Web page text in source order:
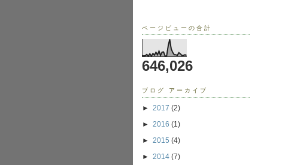
ページビューの合計
646,026
ブログ アーカイブ
► 2017 (2)
► 2016 (1)
► 2015 (4)
► 2014 (7)